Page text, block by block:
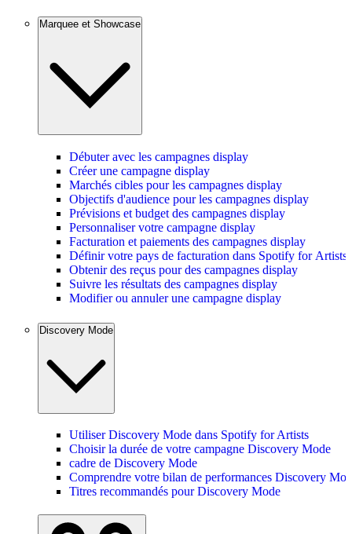
Marquee et Showcase
Débuter avec les campagnes display
Créer une campagne display
Marchés cibles pour les campagnes display
Objectifs d'audience pour les campagnes display
Prévisions et budget des campagnes display
Personnaliser votre campagne display
Facturation et paiements des campagnes display
Définir votre pays de facturation dans Spotify for Artists
Obtenir des reçus pour des campagnes display
Suivre les résultats des campagnes display
Modifier ou annuler une campagne display
Discovery Mode
Utiliser Discovery Mode dans Spotify for Artists
Choisir la durée de votre campagne Discovery Mode
cadre de Discovery Mode
Comprendre votre bilan de performances Discovery
Titres recommandés pour Discovery Mode